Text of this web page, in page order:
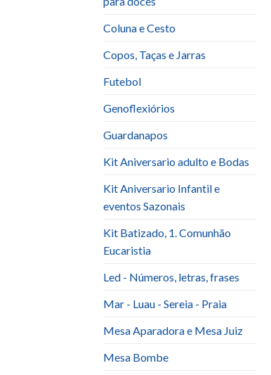
Coluna e Cesto
Copos, Taças e Jarras
Futebol
Genoflexiórios
Guardanapos
Kit Aniversario adulto e Bodas
Kit Aniversario Infantil e
eventos Sazonais
Kit Batizado, 1. Comunhão
Eucaristia
Led - Números, letras, frases
Mar - Luau - Sereia - Praia
Mesa Aparadora e Mesa Juiz
Mesa Bombe
wishlist
BANDEJA / SUPORTE PARA BOLOS E DOCES
wishlist
15.00